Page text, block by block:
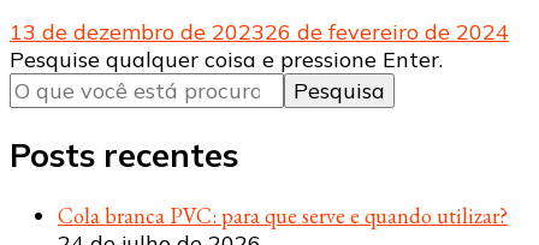
13 de dezembro de 202326 de fevereiro de 2024
Procurando
algo?
Pesquise qualquer coisa e pressione Enter.
Posts recentes
Cola branca PVC: para que serve e quando utilizar?